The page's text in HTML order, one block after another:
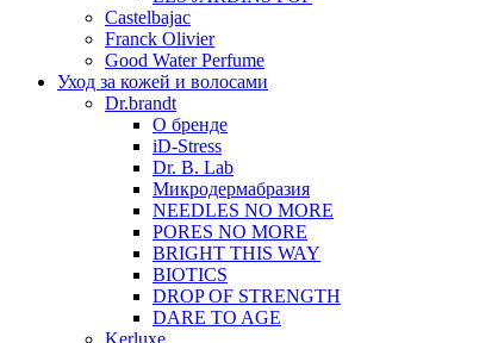
Castelbajac
Franck Olivier
Good Water Perfume
Уход за кожей и волосами
Dr.brandt
О бренде
iD-Stress
Dr. B. Lab
Микродермабразия
NEEDLES NO MORE
PORES NO MORE
BRIGHT THIS WAY
BIOTICS
DROP OF STRENGTH
DARE TO AGE
Kerluxe